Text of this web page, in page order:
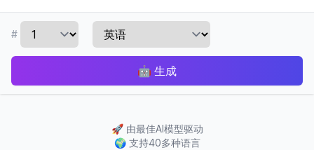
#
🤖 生成
🚀 由最佳AI模型驱动
🌍 支持40多种语言